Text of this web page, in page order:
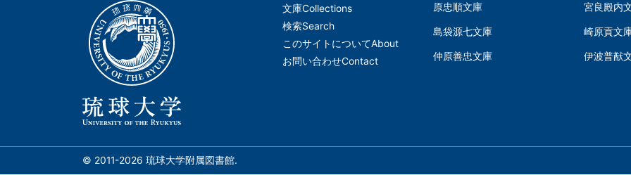
メ
イ
ン
ー
文庫Collections
検索Search
このサイトについてAbout
お問い合わせContact
文
(Left)
原忠順文庫
島袋源七文庫
仲原善忠文庫
文
宮良殿内
崎原貢文
伊波普猷
© 2011-2026 琉球大学附属図書館.